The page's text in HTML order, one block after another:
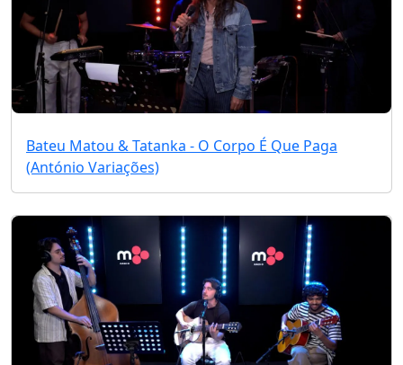
Bateu Matou & Tatanka - O Corpo É Que Paga
(António Variações)